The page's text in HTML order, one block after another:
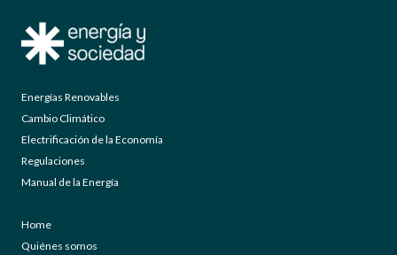
Energías Renovables
Cambio Climático
Electrificación de la Economía
Regulaciones
Manual de la Energía
Home
Quiénes somos